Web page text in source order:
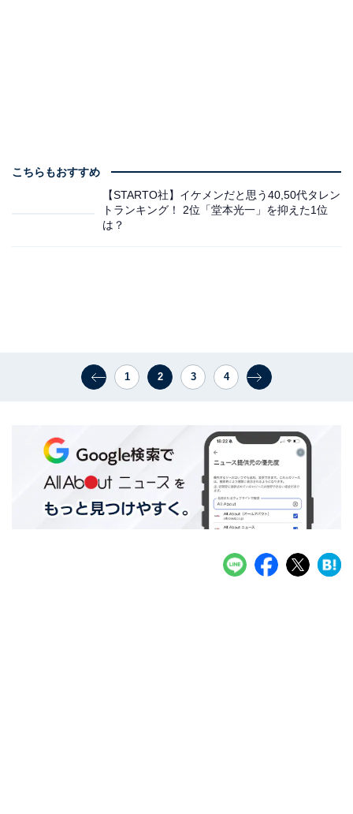
こちらもおすすめ
【STARTO社】イケメンだと思う40,50代タレン
トランキング！ 2位「堂本光一」を抑えた1位
は？
1 2 3 4